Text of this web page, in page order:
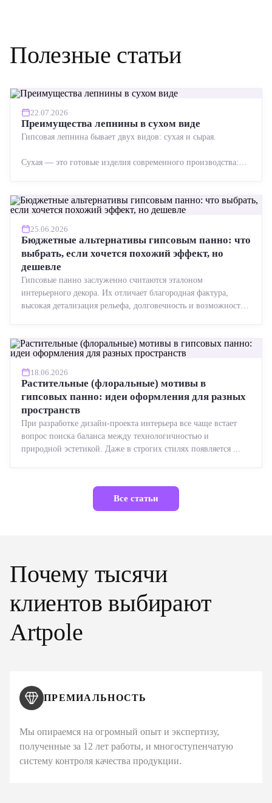
Полезные статьи
22.07.2026
Преимущества лепнины в сухом виде
Гипсовая лепнина бывает двух видов: сухая и сырая.
Сухая — это готовые изделия современного производства:
25.06.2026
Бюджетные альтернативы гипсовым панно: что
выбрать, если хочется похожий эффект, но
дешевле
Гипсовые панно заслуженно считаются эталоном
интерьерного декора. Их отличает благородная фактура,
высокая детализация рельефа, долговечность и возможность
18.06.2026
Растительные (флоральные) мотивы в
гипсовых панно: идеи оформления для разных
пространств
При разработке дизайн-проекта интерьера все чаще встает
вопрос поиска баланса между технологичностью и
природной эстетикой. Даже в строгих стилях появляется ...
Все статьи
Почему тысячи
клиентов выбирают
Artpole
ПРЕМИАЛЬНОСТЬ
Мы опираемся на огромный опыт и экспертизу,
полученные за 12 лет работы, и многоступенчатую
систему контроля качества продукции.